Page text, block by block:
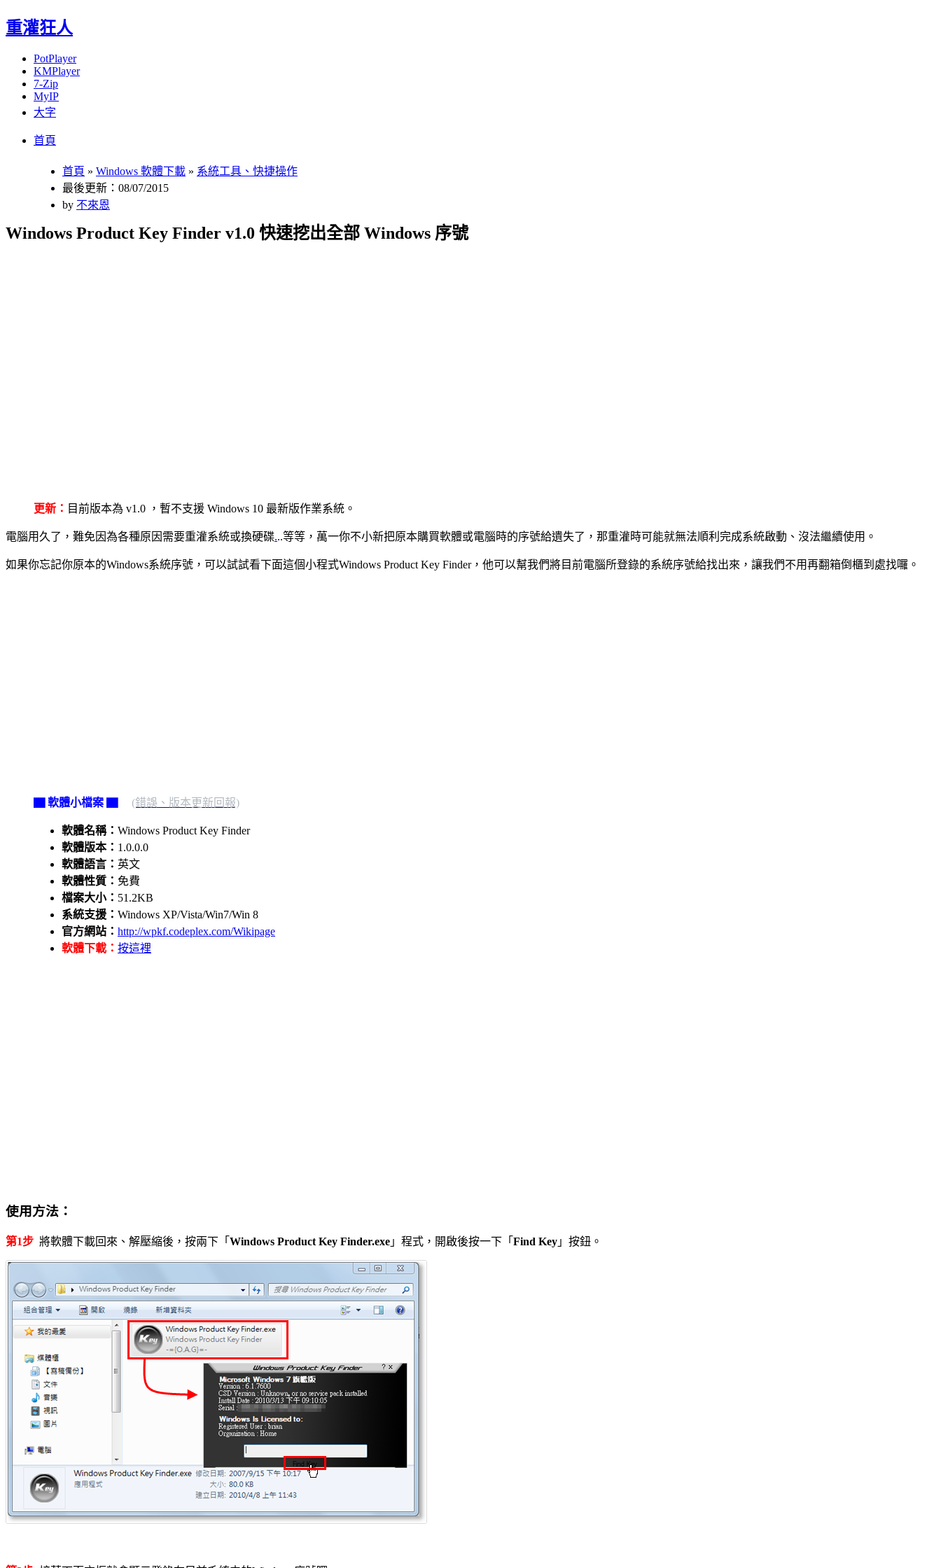
重灌狂人
PotPlayer
KMPlayer
7-Zip
MyIP
大字
首頁
首頁 » Windows 軟體下載 » 系統工具、快捷操作
最後更新：08/07/2015
by 不來恩
Windows Product Key Finder v1.0 快速挖出全部 Windows 序號
更新： 目前版本為 v1.0 ，暫不支援 Windows 10 最新版作業系統。
電腦用久了，難免因為各種原因需要重灌系統或換硬碟...等等，萬一你不小新把原本購買軟體或電腦時的序號給遺失了，那重灌時可能就無法順利完成系統啟動、沒法繼續使用。
如果你忘記你原本的Windows系統序號，可以試試看下面這個小程式Windows Product Key Finder，他可以幫我們將目前電腦所登錄的系統序號給找出來，讓我們不用再翻箱倒櫃到處找囉。
▇ 軟體小檔案 ▇ (錯誤、版本更新回報)
軟體名稱： Windows Product Key Finder
軟體版本： 1.0.0.0
軟體語言： 英文
軟體性質： 免費
檔案大小： 51.2KB
系統支援： Windows XP/Vista/Win7/Win 8
官方網站： http://wpkf.codeplex.com/Wikipage
軟體下載： 按這裡
使用方法：
第1步 將軟體下載回來、解壓縮後，按兩下「 Windows Product Key Finder.exe 」程式，開啟後按一下「 Find Key 」按鈕。